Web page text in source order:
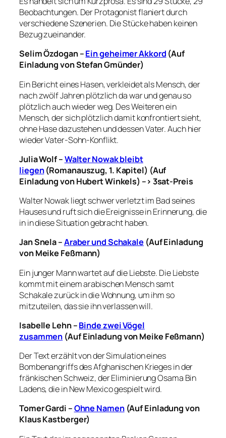
Beobachtungen. Der Protagonist flaniert durch
verschiedene Szenerien. Die Stücke haben keinen
Bezug zueinander.
Selim Özdogan –Ein geheimer Akkord (Auf
Einladung von Stefan Gmünder)
Ein Bericht eines Hasen, verkleidet als Mensch, der
nach zwölf Jahren plötzlich da war und genau so
plötzlich auch wieder weg. Des Weiteren ein
Mensch, der sich plötzlich damit konfrontiert sieht,
ohne Hase dazustehen und dessen Vater. Auch hier
wieder Vater-Sohn-Konflikt.
Julia Wolf –Walter Nowak bleibt
liegen(Romanauszug, 1. Kapitel) (Auf
Einladung von Hubert Winkels) –> 3sat-Preis
Walter Nowak liegt schwer verletzt im Bad seines
Hauses und ruft sich die Ereignisse in Erinnerung, die
in in diese Situation gebracht haben.
Jan Snela –Araber und Schakale (Auf Einladung
von Meike Feßmann)
Ein junger Mann wartet auf die Liebste. Die Liebste
kommt mit einem arabischen Mensch samt
Schakale zurück in die Wohnung, um ihm so
mitzuteilen, das sie ihn verlassen will.
Isabelle Lehn –Binde zwei Vögel
zusammen (Auf Einladung von Meike Feßmann)
Der Text erzählt von der Simulation eines
Bombenangriffs des Afghanischen Krieges in der
fränkischen Schweiz, der Eliminierung Osama Bin
Ladens, die in New Mexico gespielt wird.
Tomer Gardi –Ohne Namen(Auf Einladung von
Klaus Kastberger)